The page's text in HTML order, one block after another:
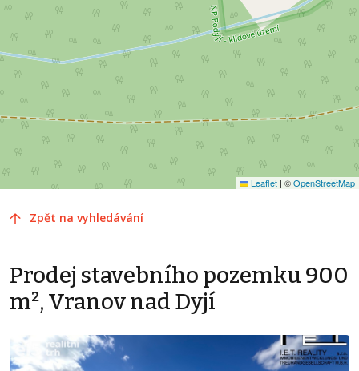
Leaflet | ©OpenStreetMap
Zpět na vyhledávání
Prodej stavebního pozemku 900
m², Vranov nad Dyjí